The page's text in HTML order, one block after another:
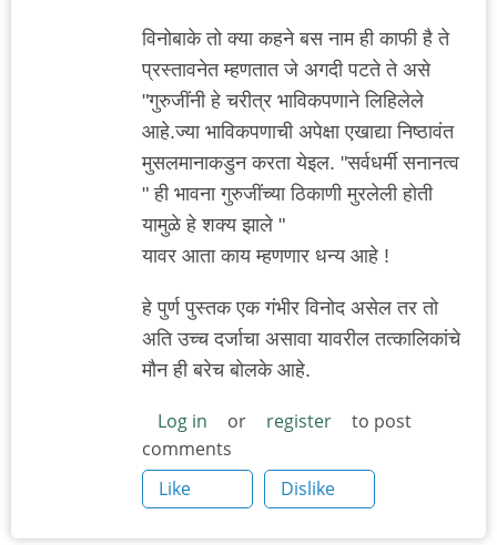
विनोबाके तो क्या कहने बस नाम ही काफी है ते
प्रस्तावनेत म्हणतात जे अगदी पटते ते असे
"गुरुजींनी हे चरीत्र भाविकपणाने लिहिलेले
आहे.ज्या भाविकपणाची अपेक्षा एखाद्या निष्ठावंत
मुसलमानाकडुन करता येइल. "सर्वधर्मी सनानत्व
" ही भावना गुरुजींच्या ठिकाणी मुरलेली होती
यामुळे हे शक्य झाले "
यावर आता काय म्हणणार धन्य आहे !
हे पुर्ण पुस्तक एक गंभीर विनोद असेल तर तो
अति उच्च दर्जाचा असावा यावरील तत्कालिकांचे
मौन ही बरेच बोलके आहे.
Log in or register
to post
comments
Like
Dislike